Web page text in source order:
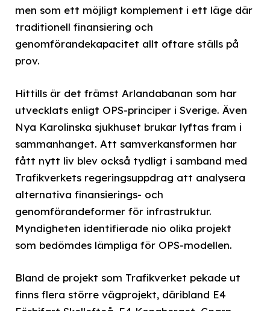
men som ett möjligt komplement i ett läge där
traditionell finansiering och
genomförandekapacitet allt oftare ställs på
prov.
Hittills är det främst Arlandabanan som har
utvecklats enligt OPS-principer i Sverige. Även
Nya Karolinska sjukhuset brukar lyftas fram i
sammanhanget. Att samverkansformen har
fått nytt liv blev också tydligt i samband med
Trafikverkets regeringsuppdrag att analysera
alternativa finansierings- och
genomförandeformer för infrastruktur.
Myndigheten identifierade nio olika projekt
som bedömdes lämpliga för OPS-modellen.
Bland de projekt som Trafikverket pekade ut
finns flera större vägprojekt, däribland E4